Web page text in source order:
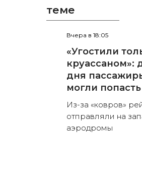
теме
Вчера в 18:05
«Угостили
круассаном»:
дня
могли
Из-за «ковров»
отправляли на
аэродромы